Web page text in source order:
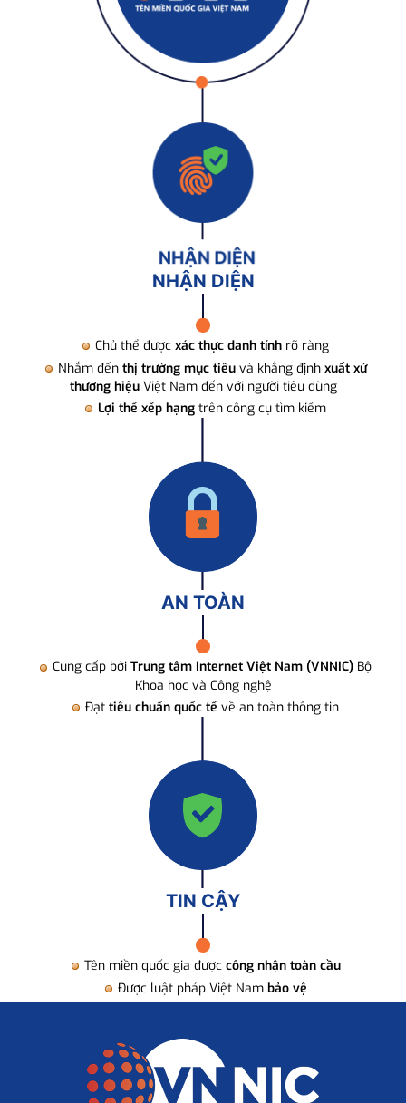
NHẬN DIỆN
Chủ thể được xác thực danh tính rõ ràng
Nhắm đến thị trường mục tiêuvà khẳng định xuất xứ
thương hiệuViệt Nam đến với người tiêu dùng
Lợi thế xếp hạng trên công cụ tìm kiếm
AN TOÀN
Cung cấp bởi Trung tâm Internet Việt Nam (VNNIC) Bộ
Khoa học và Công nghệ
Đạt tiêu chuẩn quốc tế về an toàn thông tin
TIN CẬY
Tên miền quốc gia được công nhận toàn cầu
Được luật pháp Việt Nam bảo vệ